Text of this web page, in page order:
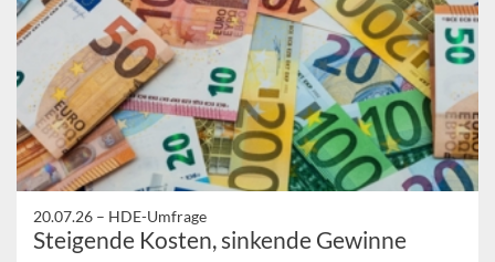
20.07.26 – HDE-Umfrage
Steigende Kosten, sinkende Gewinne